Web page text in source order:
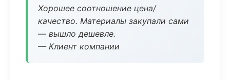
Хорошее соотношение цена/
качество. Материалы закупали сами
— вышло дешевле.
— Клиент компании